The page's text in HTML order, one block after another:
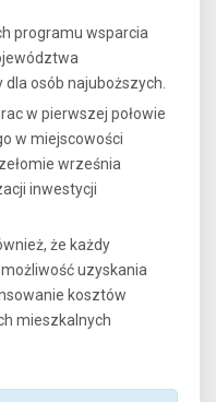
programu wsparcia
osób najuboższych.
w pierwszej połowie
w miejscowości
września
inwestycji
że każdy
uzyskania
kosztów
mieszkalnych